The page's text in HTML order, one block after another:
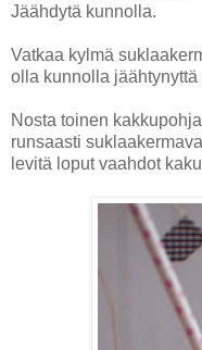
Jäähdytä kunnolla.
Vatkaa kylmä
olla kunnolla
Nosta toinen
runsaasti
levitä loput vaahdot